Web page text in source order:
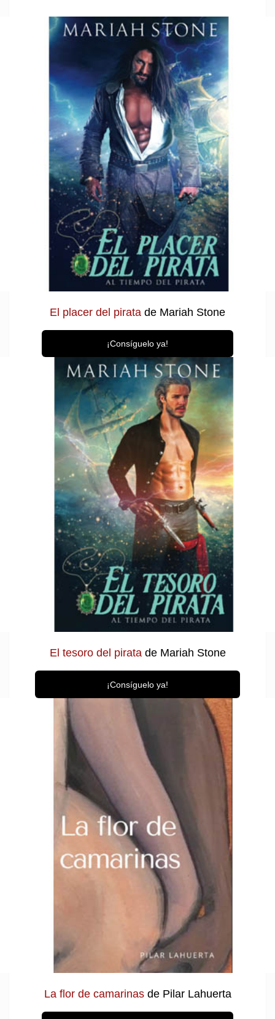
El placer del pirata de Mariah Stone
¡Consíguelo ya!
El tesoro del piratade Mariah Stone
¡Consíguelo ya!
La flor de camarinasde Pilar Lahuerta